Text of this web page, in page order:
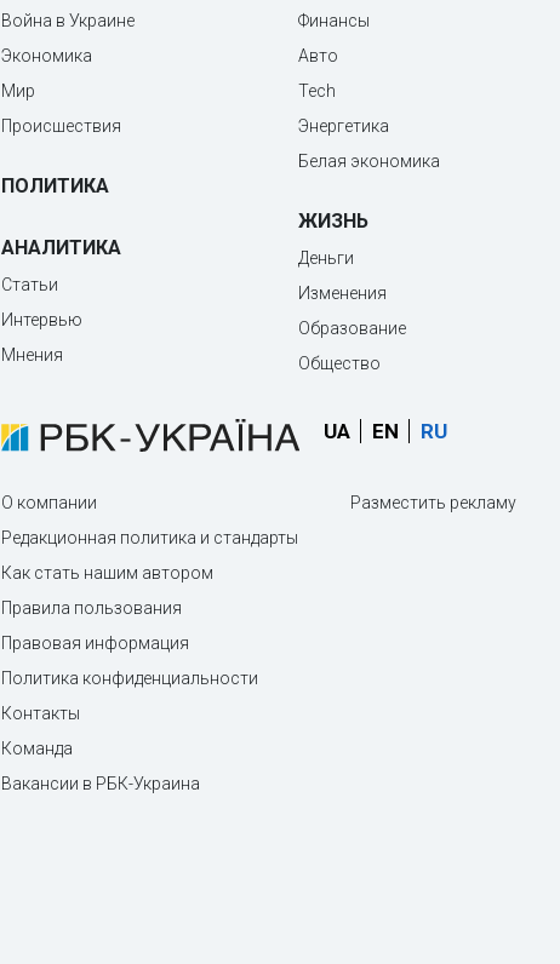
Война в Украине
Экономика
Мир
Происшествия
ПОЛИТИКА
АНАЛИТИКА
Статьи
Интервью
Мнения
Финансы
Авто
Tech
Энергетика
Белая экономика
ЖИЗНЬ
Деньги
Изменения
Образование
Общество
UA EN RU
О компании
Редакционная политика и стандарты
Как стать нашим автором
Правила пользования
Правовая информация
Политика конфиденциальности
Контакты
Команда
Вакансии в РБК-Украина
Разместить рекламу